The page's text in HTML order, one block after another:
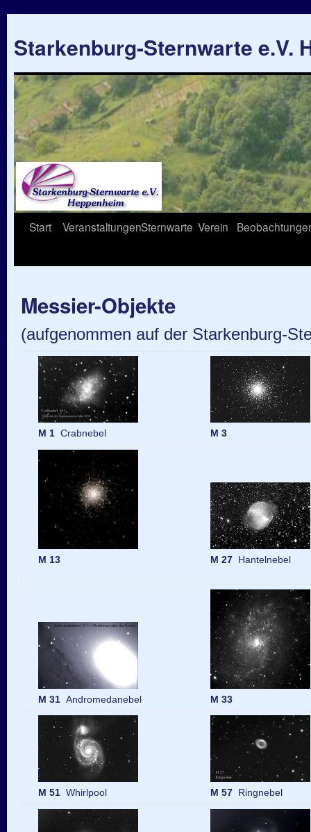
Starkenburg-Sternwarte e.V.
Springe
Start VeranstaltungenSternwarte Verein
Messier-Objekte
(aufgenommen auf der Starkenburg-
M 1 Crabnebel M 3
M 13 M 27 Hantelnebel
M 31 Andromedanebel M 33
M 51 Whirlpool M 57 Ringnebel